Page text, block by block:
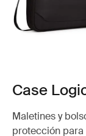
Case
Maletines y
protección